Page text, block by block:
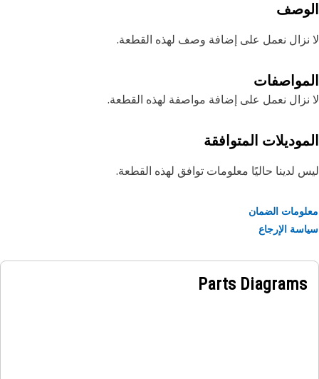
نزال نعمل على إضافة وصف لهذه القطعة.
نعمل على إضافة مواصفة لهذه القطعة.
المتوافقة
لدينا حاليًا معلومات توافق لهذه القطعة.
الضمان
الإرجاع
Parts Diagrams